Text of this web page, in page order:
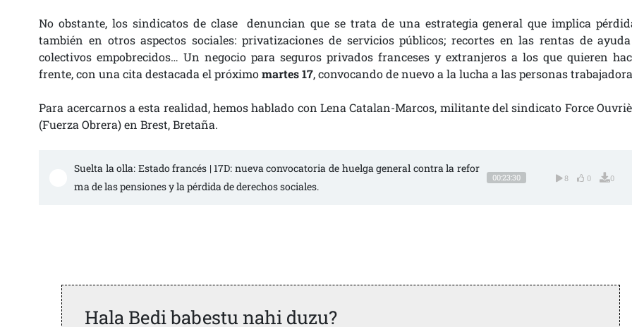
No obstante, los sindicatos de clase denuncian que se trata de una estrategia general que implica
también en otros aspectos sociales: privatizaciones de servicios públicos; recortes en las rentas de
colectivos empobrecidos… Un negocio para seguros privados franceses y extranjeros a los que quieren
frente, con una cita destacada el próximomartes 17, convocando de nuevo a la lucha a las personas
Para acercarnos a esta realidad, hemos hablado con Lena Catalan-Marcos, militante del sindicato Force
(Fuerza Obrera) en Brest, Bretaña.
Suelta la olla: Estado francés | 17D: nueva convocatoria de huelga general contra la refor
ma de las pensiones y la pérdida de derechos sociales.
00:23:30 8 0 0
Hala Bedi babestu nahi duzu?